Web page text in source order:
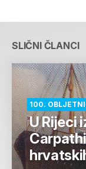
SLIČNI ČLANCI
100.
U Rijeci